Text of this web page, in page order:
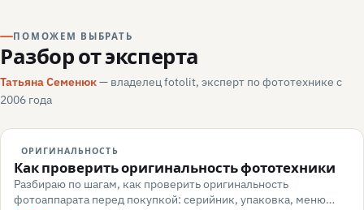
ПОМОЖЕМ ВЫБРАТЬ
Разбор от эксперта
Татьяна Семенюк— владелец fotolit, эксперт по фототехнике с
2006 года
ОРИГИНАЛЬНОСТЬ
Как проверить оригинальность фототехники
Разбираю по шагам, как проверить оригинальность
фотоаппарата перед покупкой: серийник, упаковка, меню